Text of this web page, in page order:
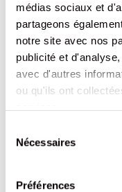
médias sociaux et
partageons
notre site avec nos
publicité et
avec d'autres
ou qu'ils ont
Nécessaires
Préférences
INFORMATION
Gaufre vanille avec
DOCUMENTATION
PRODUITS QUI